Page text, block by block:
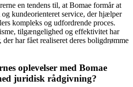
en tendens til, at Bomae formår at
og kundeorienteret service, der hjælper
kompleks og udfordrende proces.
tilgængelighed og effektivitet har
har fået realiseret deres boligdrømme
oplevelser med Bomae
juridisk rådgivning?